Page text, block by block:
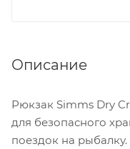
Описание
Рюкзак Simms Dry
для безопасного
поездок на рыбалку.